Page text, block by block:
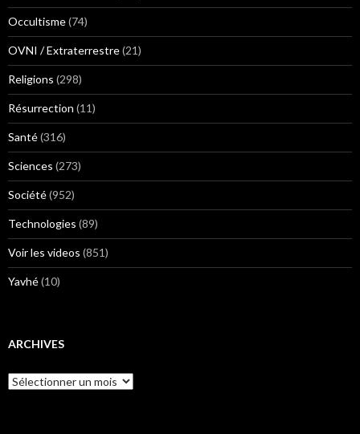
Occultisme(74)
OVNI / Extraterrestre(21)
Religions (298)
Résurrection (11)
Santé(316)
Sciences (273)
Société(952)
Technologies (89)
Voir les videos (851)
Yavhé(10)
ARCHIVES
Archives